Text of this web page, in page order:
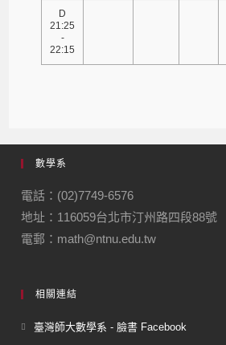
D
21:25
-
22:15
數學系
電話：(02)7749-6576
地址：116059台北市汀州路四段88號
電郵：math@ntnu.edu.tw
相關連結
臺灣師大數學系 - 臉書 Facebook